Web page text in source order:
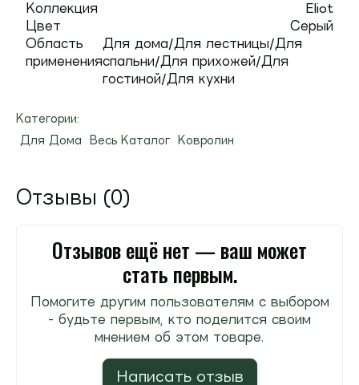
Коллекция
Eliot
Цвет
Серый
Область
применения
Для дома/Для лестницы/Для
спальни/Для прихожей/Для
гостиной/Для кухни
Категории:
Для Дома
Весь Каталог Ковролин
Отзывы (0)
Отзывов ещё нет — ваш может
стать первым.
Помогите другим пользователям с выбором
- будьте первым, кто поделится своим
мнением об этом товаре.
Написать отзыв